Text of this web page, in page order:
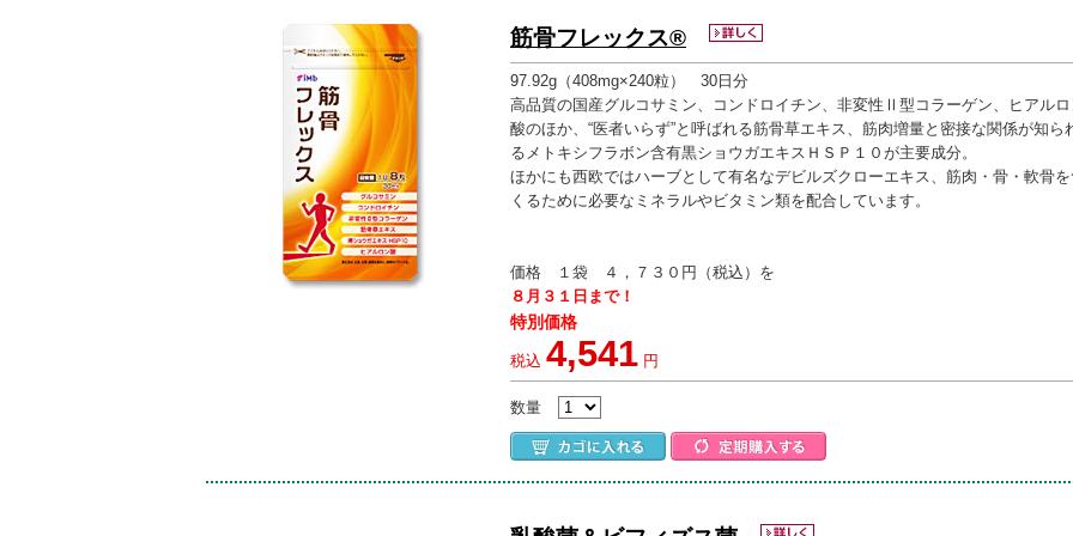
筋骨フレックス®
97.92g（408mg×240粒） 30日分
高品質の国産グルコサミン、コンドロイチン、非変性Ⅱ型コラーゲン、ヒアルロ
酸のほか、“医者いらず”と呼ばれる筋骨草エキス、筋肉増量と密接な関係が知ら
るメトキシフラボン含有黒ショウガエキスＨＳＰ１０が主要成分。
ほかにも西欧ではハーブとして有名なデビルズクローエキス、筋肉・骨・軟骨を
くるために必要なミネラルやビタミン類を配合しています。
価格 １袋 ４，７３０円（税込）を
８月３１日まで！
特別価格
税込 4,541 円
数量